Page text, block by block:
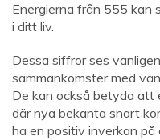
Energierna från 555 kan
i ditt liv.
Dessa siffror ses
sammankomster med
De kan också betyda att
där nya bekanta snart
ha en positiv inverkan på